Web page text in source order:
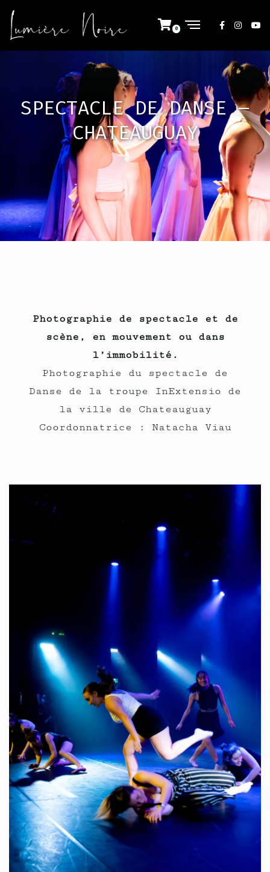
SPECTACLE DE DANSE –
CHATEAUGUAY
Photographie de spectacle et de
scène, en mouvement ou dans
l’immobilité.
Photographie du spectacle de
Danse de la troupe InExtensio de
la ville de Chateauguay
Coordonnatrice : Natacha Viau